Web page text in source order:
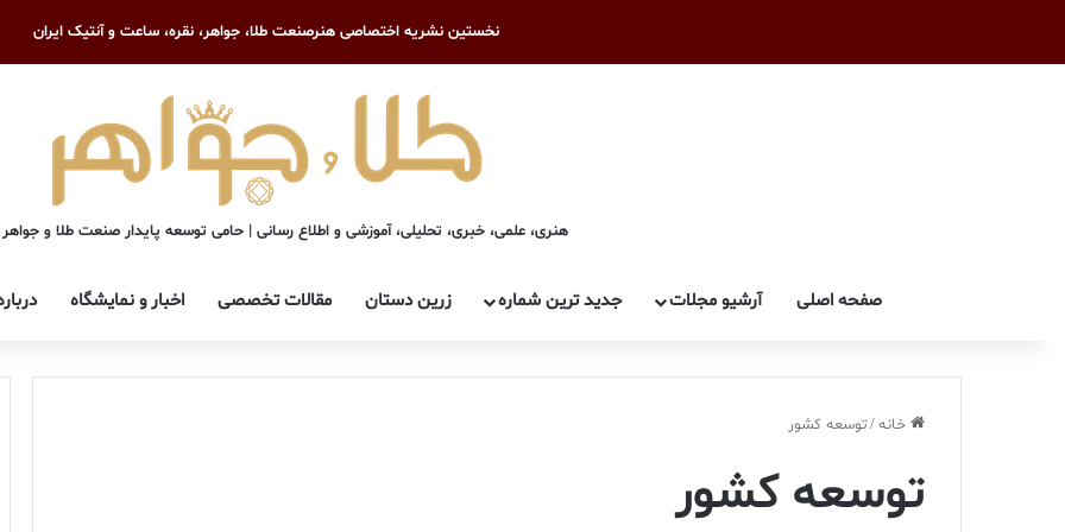
نخستین نشریه اختصاصی هنرصنعت طلا، جواهر، نقره، ساعت و آنتیک ایران
هنری، علمی، خبری، تحلیلی، آموزشی و اطلاع رسانی | حامی توسعه پایدار صنعت طلا و
صفحه اصلی آرشیو مجلات جدید ترین شماره زرین دستان مقالات تخصصی اخبار و نمایشگاه
خانه/توسعه کشور
توسعه کشور